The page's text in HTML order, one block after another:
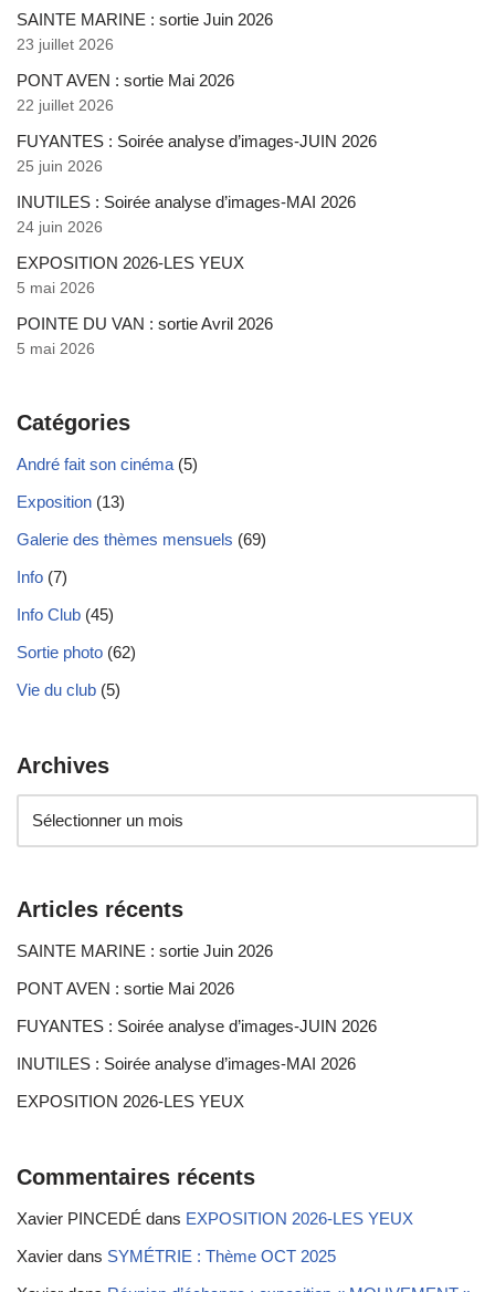
SAINTE MARINE : sortie Juin 2026
23 juillet 2026
PONT AVEN : sortie Mai 2026
22 juillet 2026
FUYANTES : Soirée analyse d’images-JUIN 2026
25 juin 2026
INUTILES : Soirée analyse d’images-MAI 2026
24 juin 2026
EXPOSITION 2026-LES YEUX
5 mai 2026
POINTE DU VAN : sortie Avril 2026
5 mai 2026
Catégories
André fait son cinéma (5)
Exposition (13)
Galerie des thèmes mensuels (69)
Info (7)
Info Club (45)
Sortie photo (62)
Vie du club (5)
Archives
Articles récents
SAINTE MARINE : sortie Juin 2026
PONT AVEN : sortie Mai 2026
FUYANTES : Soirée analyse d’images-JUIN 2026
INUTILES : Soirée analyse d’images-MAI 2026
EXPOSITION 2026-LES YEUX
Commentaires récents
Xavier PINCEDÉ dans EXPOSITION 2026-LES YEUX
Xavier dans SYMÉTRIE : Thème OCT 2025